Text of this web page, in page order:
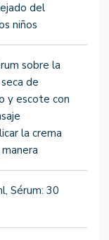
del
niños
sobre la
de
y escote con
la crema
Sérum: 30